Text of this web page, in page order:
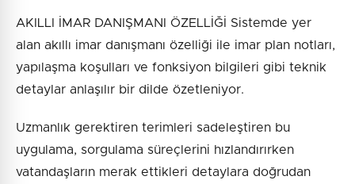
AKILLI İMAR DANIŞMANI ÖZELLİĞİ Sistemde yer
alan akıllı imar danışmanı özelliği ile imar plan notları,
yapılaşma koşulları ve fonksiyon bilgileri gibi teknik
detaylar anlaşılır bir dilde özetleniyor.
Uzmanlık gerektiren terimleri sadeleştiren bu
uygulama, sorgulama süreçlerini hızlandırırken
vatandaşların merak ettikleri detaylara doğrudan